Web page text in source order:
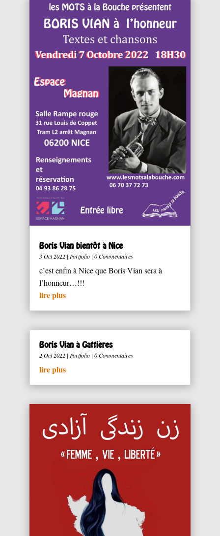
Boris Vian bientôt à Nice
3 Oct 2022| Portfolio| 0 Commentaires
c’est enfin à Nice que Boris Vian sera à
l’honneur…!!!
lire plus
Boris Vian à Gattières
2 Oct 2022| Portfolio| 0 Commentaires
lire plus